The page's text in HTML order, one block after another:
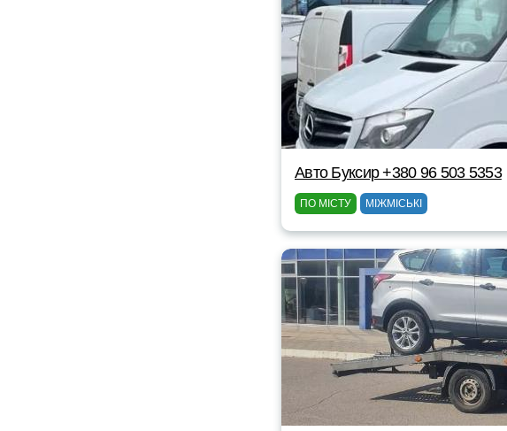
Авто Буксир +380 96 503 5353
ПО МІСТУ МІЖМІСЬКІ